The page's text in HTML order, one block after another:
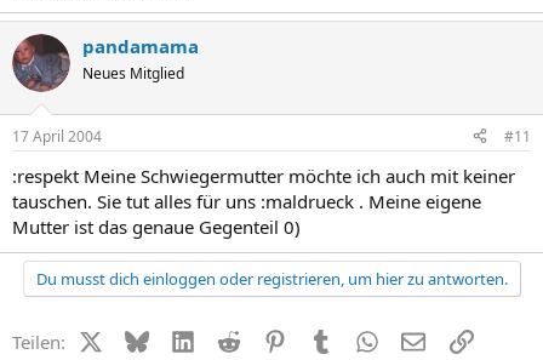
pandamama
Neues Mitglied
17 April 2004 #11
:respekt Meine Schwiegermutter möchte ich auch mit keiner
tauschen. Sie tut alles für uns :maldrueck . Meine eigene
Mutter ist das genaue Gegenteil 0)
Du musst dich einloggen oder registrieren, um hier zu antworten.
Teilen: X (Twitter)
BlueskyLinkedIn
Reddit PinterestTumblr WhatsApp
E-MailLink